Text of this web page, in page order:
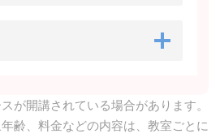
が開講されている場合があります。
齢、料金などの内容は、教室ごとに